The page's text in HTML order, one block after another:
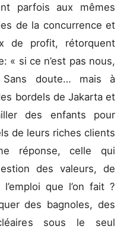
parfois aux mêmes
de la concurrence et
de profit, rétorquent
« si ce n’est pas nous,
doute… mais à
bordels de Jakarta et
des enfants pour
de leurs riches clients
réponse, celle qui
des valeurs, de
que l’on fait ?
des bagnoles, des
sous le seul